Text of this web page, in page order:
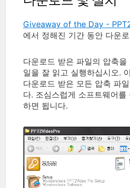
Giveaway of the Day -
에서 정해진 기간 동안 다운
다운로드 받은 파일의 압축
일을 잘 읽고 실행하십시오.
다운로드 받은 모든 압축 파
다. 조심스럽게 소프트웨어
하면 됩니다.